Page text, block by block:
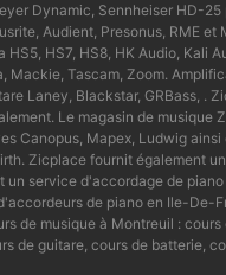
Dynamic, Sennheiser HD-25
Audient, Presonus, RME et
HS5, HS7, HS8, HK Audio, Kali
Mackie, Tascam, Zoom.
Laney, Blackstar, GRBass, .
Le magasin de musique
Canopus, Mapex, Ludwig
Zicplace fournit également
un service d'accordage de
de piano en Ile-De-
de musique à Montreuil : cours
de guitare, cours de batterie,